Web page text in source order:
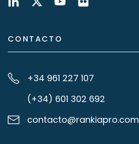
CONTACTO
+34 961 227 107
(+34) 601 302 692
contacto@rankiapro.com